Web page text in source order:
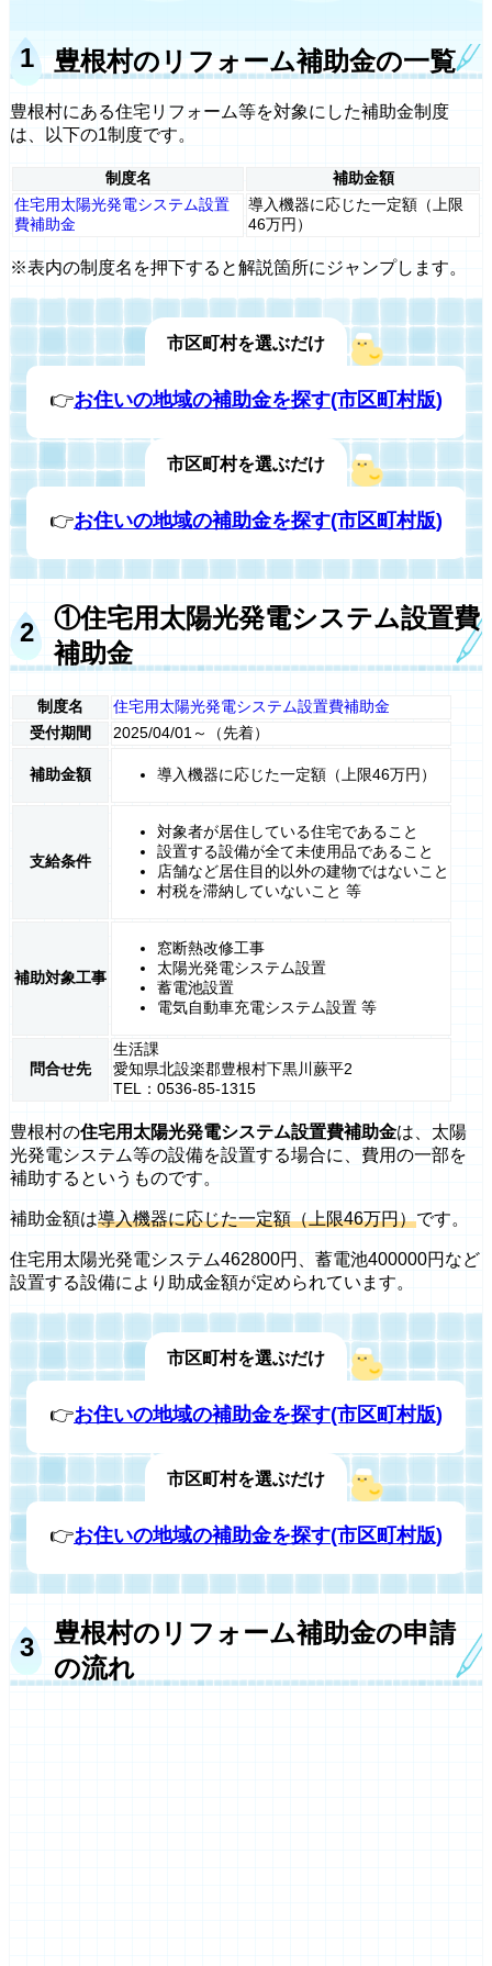
豊根村のリフォーム補助金の一覧
豊根村にある住宅リフォーム等を対象にした補助金制度
は、以下の1制度です。
制度名
補助金額
住宅用太陽光発電システム設置
費補助金
導入機器に応じた一定額（上限
46万円）
※表内の制度名を押下すると解説箇所にジャンプします。
市区町村を選ぶだけ
👉お住いの地域の補助金を探す(市区町村版)
市区町村を選ぶだけ
👉お住いの地域の補助金を探す(市区町村版)
①住宅用太陽光発電システム設置費
補助金
制度名
住宅用太陽光発電システム設置費補助金
受付期間
2025/04/01～（先着）
補助金額 導入機器に応じた一定額（上限46万円）
支給条件
対象者が居住している住宅であること
設置する設備が全て未使用品であること
店舗など居住目的以外の建物ではないこと
村税を滞納していないこと 等
補助対象工事
窓断熱改修工事
太陽光発電システム設置
蓄電池設置
電気自動車充電システム設置 等
問合せ先
生活課
愛知県北設楽郡豊根村下黒川蕨平2
TEL：0536-85-1315
豊根村の住宅用太陽光発電システム設置費補助金は、太陽
光発電システム等の設備を設置する場合に、費用の一部を
補助するというものです。
補助金額は導入機器に応じた一定額（上限46万円）です。
住宅用太陽光発電システム462800円、蓄電池400000円など
設置する設備により助成金額が定められています。
市区町村を選ぶだけ
👉お住いの地域の補助金を探す(市区町村版)
市区町村を選ぶだけ
👉お住いの地域の補助金を探す(市区町村版)
豊根村のリフォーム補助金の申請
の流れ